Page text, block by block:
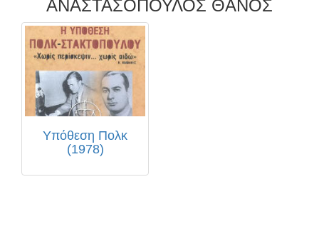
ΑΝΑΣΤΑΣΟΠΟΥΛΟΣ ΘΑΝΟΣ
Υπόθεση Πολκ
(1978)